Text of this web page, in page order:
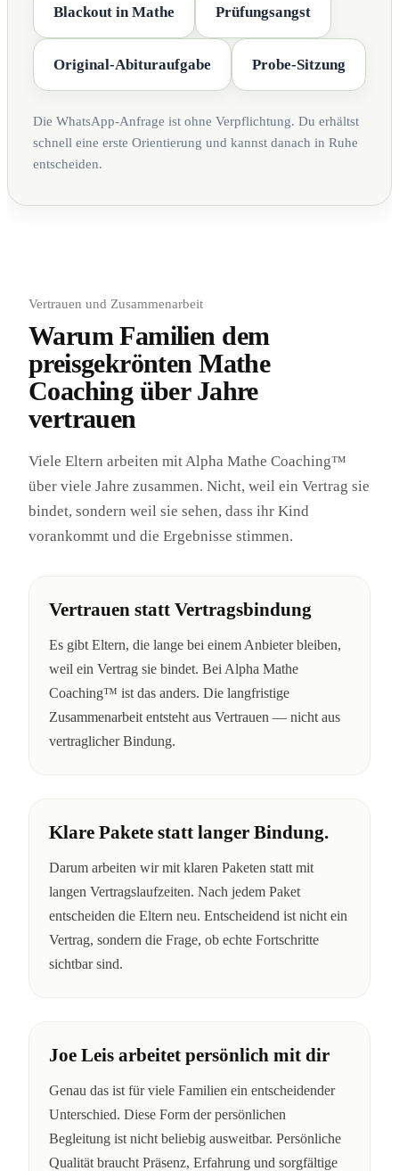
Blackout in Mathe Prüfungsangst
Original-Abituraufgabe Probe-Sitzung
Die WhatsApp-Anfrage ist ohne Verpflichtung. Du erhältst
schnell eine erste Orientierung und kannst danach in Ruhe
entscheiden.
Vertrauen und Zusammenarbeit
Warum Familien dem
preisgekrönten Mathe
Coaching über Jahre
vertrauen
Viele Eltern arbeiten mit Alpha Mathe Coaching™
über viele Jahre zusammen. Nicht, weil ein Vertrag sie
bindet, sondern weil sie sehen, dass ihr Kind
vorankommt und die Ergebnisse stimmen.
Vertrauen statt Vertragsbindung
Es gibt Eltern, die lange bei einem Anbieter bleiben,
weil ein Vertrag sie bindet. Bei Alpha Mathe
Coaching™ ist das anders. Die langfristige
Zusammenarbeit entsteht aus Vertrauen — nicht aus
vertraglicher Bindung.
Klare Pakete statt langer Bindung.
Darum arbeiten wir mit klaren Paketen statt mit
langen Vertragslaufzeiten. Nach jedem Paket
entscheiden die Eltern neu. Entscheidend ist nicht ein
Vertrag, sondern die Frage, ob echte Fortschritte
sichtbar sind.
Joe Leis arbeitet persönlich mit dir
Genau das ist für viele Familien ein entscheidender
Unterschied. Diese Form der persönlichen
Begleitung ist nicht beliebig ausweitbar. Persönliche
Qualität braucht Präsenz, Erfahrung und sorgfältige